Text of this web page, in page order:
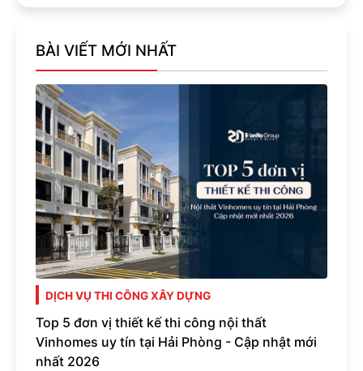
BÀI VIẾT MỚI NHẤT
DỊCH VỤ THI CÔNG XÂY DỰNG
Top 5 đơn vị thiết kế thi công nội thất
Vinhomes uy tín tại Hải Phòng - Cập nhật mới
nhất 2026